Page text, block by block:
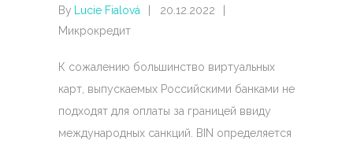
By Lucie Fialová
20.12.2022
Микрокредит
К сожалению большинство виртуальных
карт, выпускаемых Российскими банками не
подходят для оплаты за границей ввиду
международных санкций. BIN определяется